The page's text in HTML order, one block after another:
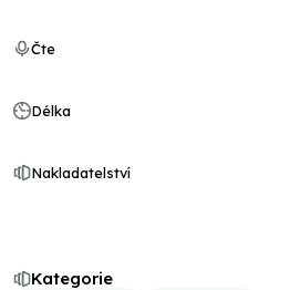
Kategorie
Čte
Délka
Nakladatelství